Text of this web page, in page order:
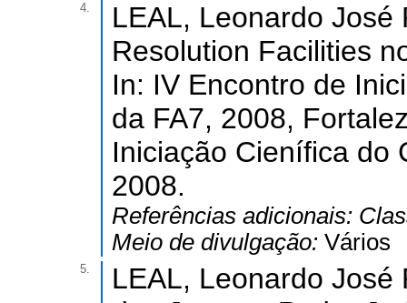
4.
LEAL, Leonardo José
Resolution Facilities
In: IV Encontro de
da FA7, 2008,
Iniciação Cienífica do
2008.
Referências adicionais:
Meio de divulgação: Vários
5.
LEAL, Leonardo José